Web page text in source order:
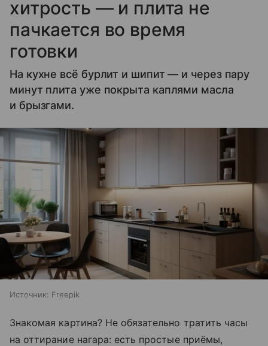
хитрость — и плита не
пачкается во время
готовки
На кухне всё бурлит и шипит — и через пару
минут плита уже покрыта каплями масла
и брызгами.
Источник: Freepik
Знакомая картина? Не обязательно тратить часы
на оттирание нагара: есть простые приёмы,